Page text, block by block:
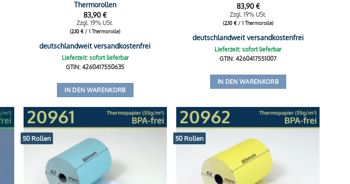
Thermorollen
83,90€
Zzgl. 19% USt.
(2,10€ / 1 Thermorolle)
deutschlandweit versandkostenfrei
Lieferzeit: sofort lieferbar
GTIN: 4260417550635
IN DEN WARENKORB
83,90€
Zzgl. 19% USt.
(2,10 €/ 1 Thermorolle)
deutschlandweit versandkostenfrei
Lieferzeit: sofort lieferbar
GTIN: 4260417551007
IN DEN WARENKORB
50 Rollen 50 Rollen